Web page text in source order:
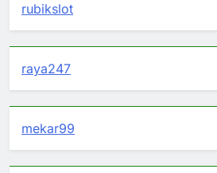
rubikslot
raya247
mekar99